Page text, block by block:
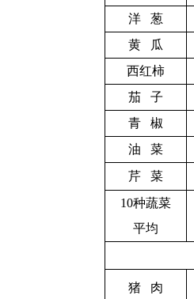
洋 葱
黄 瓜
西红柿
茄 子
青 椒
油 菜
芹 菜
10种蔬菜
平均
猪 肉